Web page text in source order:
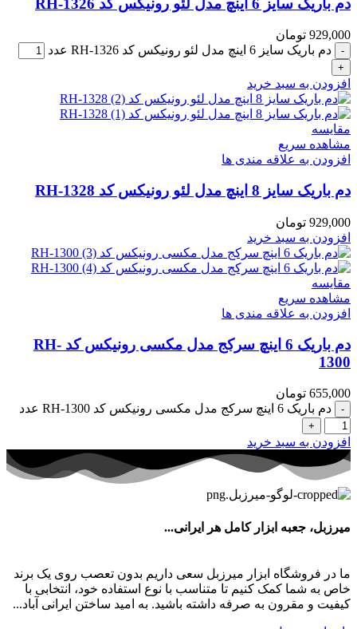
929,000 تومان
دم باریک سایز 6 اینچ مدل لئو رونیکس کد RH-1326 عدد
افزودن به سبد خرید
مقایسه
مشاهده سریع
افزودن به علاقه مندی ها
دم باریک سایز 8 اینچ مدل لئو رونیکس کد RH-1328
929,000 تومان
افزودن به سبد خرید
مقایسه
مشاهده سریع
افزودن به علاقه مندی ها
دم باریک 6 اینچ سرکج مدل مکسی رونیکس کد RH-
1300
655,000 تومان
دم باریک 6 اینچ سرکج مدل مکسی رونیکس کد RH-1300 عدد
افزودن به سبد خرید
میرزبل، جعبه ابزار کامل هر ایرانی...
ما در فروشگاه ابزار میرزبل سعی داریم بدون تعصب روی یک برند
خاص به شما کمک کنیم تا متناسب با نوع استفاده خود، انتخابی با
کیفیت و مقرون به صرفه داشته باشید. به امید ساختن ایرانی آباد...